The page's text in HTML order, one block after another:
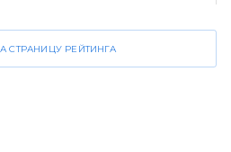
СТРАНИЦУ РЕЙТИНГА